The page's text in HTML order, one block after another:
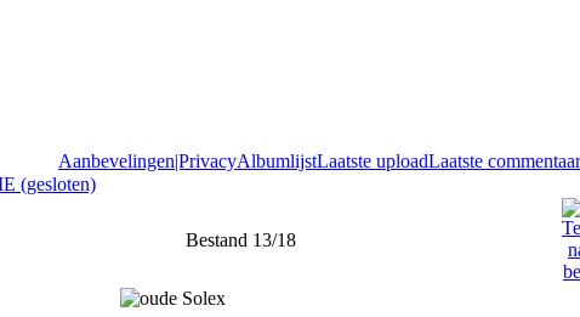
Aanbevelingen|PrivacyAlbumlijstLaatste uploadLaatste commentaar
(gesloten)
Bestand 13/18